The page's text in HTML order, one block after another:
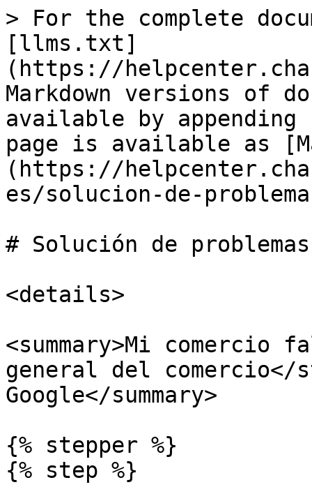
> For the complete
[llms.txt]
(https://
Markdown versions of
available by
page is available as
(https://
es/solucion-de-
# Solución de problemas
<details>
<summary>Mi comercio
general del
Google</summary>
{% stepper %}
{% step %}